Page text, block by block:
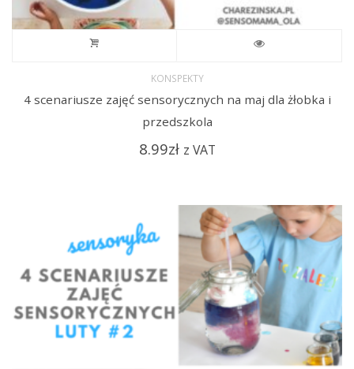
KONSPEKTY
4 scenariusze zajęć sensorycznych na maj dla żłobka i
przedszkola
8.99zł z VAT